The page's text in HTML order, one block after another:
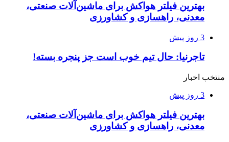
بهترین فیلتر هواکش برای ماشین‌آلات صنعتی،
معدنی، راهسازی و کشاورزی
3 روز پیش
تاجرنیا: حال تیم خوب است جز پنجره بسته!
منتخب اخبار
3 روز پیش
بهترین فیلتر هواکش برای ماشین‌آلات صنعتی،
معدنی، راهسازی و کشاورزی